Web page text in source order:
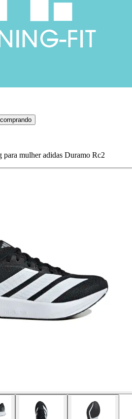
para mulher adidas Duramo Rc2